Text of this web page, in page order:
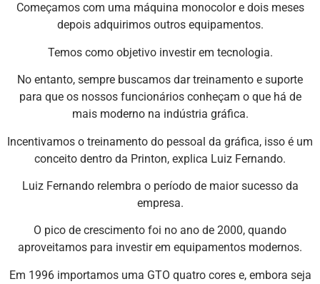
Começamos com uma máquina monocolor e dois meses
depois adquirimos outros equipamentos.
Temos como objetivo investir em tecnologia.
No entanto, sempre buscamos dar treinamento e suporte
para que os nossos funcionários conheçam o que há de
mais moderno na indústria gráfica.
Incentivamos o treinamento do pessoal da gráfica, isso é um
conceito dentro da Printon, explica Luiz Fernando.
Luiz Fernando relembra o período de maior sucesso da
empresa.
O pico de crescimento foi no ano de 2000, quando
aproveitamos para investir em equipamentos modernos.
Em 1996 importamos uma GTO quatro cores e, embora seja